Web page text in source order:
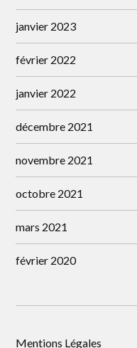
janvier 2023
février 2022
janvier 2022
décembre 2021
novembre 2021
octobre 2021
mars 2021
février 2020
Mentions Légales